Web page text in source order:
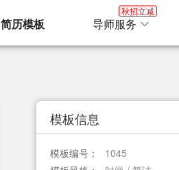
简历模板 导师服务
秋招立减
模板信息
模板编号：
1045